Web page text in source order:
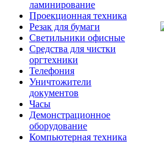
ламинирование
Проекционная техника
Резак для бумаги
Светильники офисные
Средства для чистки
оргтехники
Телефония
Уничтожители
документов
Часы
Демонстрационное
оборудование
Компьютерная техника